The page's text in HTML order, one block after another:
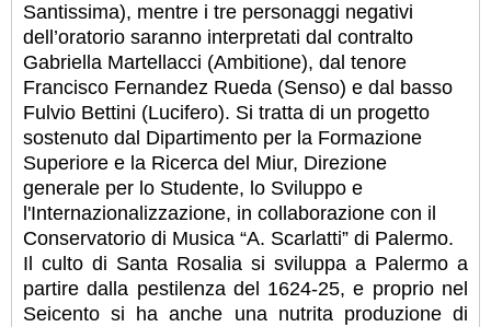
Santissima), mentre i tre personaggi negativi
dell’oratorio saranno interpretati dal contralto
Gabriella Martellacci (Ambitione), dal tenore
Francisco Fernandez Rueda (Senso) e dal basso
Fulvio Bettini (Lucifero). Si tratta di un progetto
sostenuto dal Dipartimento per la Formazione
Superiore e la Ricerca del Miur, Direzione
generale per lo Studente, lo Sviluppo e
l'Internazionalizzazione, in collaborazione con il
Conservatorio di Musica “A. Scarlatti” di Palermo.
Il culto di Santa Rosalia si sviluppa a Palermo a
partire dalla pestilenza del 1624-25, e proprio nel
Seicento si ha anche una nutrita produzione di